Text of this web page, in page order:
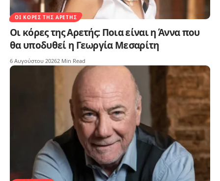
ΟΙ ΚΌΡΕΣ ΤΗΣ ΑΡΕΤΉΣ
Οι κόρες της Αρετής: Ποια είναι η Άννα που
θα υποδυθεί η Γεωργία Μεσαρίτη
6 Αυγούστου 20262 Min Read